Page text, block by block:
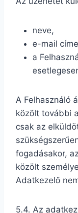
neve,
e-mail
a
A Felhasználó
közölt további
csak az
fogadásakor,
közölt
Adatkezelő
5.4. Az